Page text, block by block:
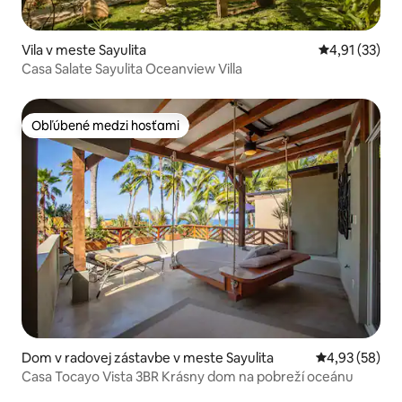
Vila v meste Sayulita Priemerné
4,91 (33)
Casa Salate Sayulita Oceanview Villa
Obľúbené medzi hosťami
Obľúbené medzi hosťami
Dom v radovej zástavbe v meste Sayulita Priemerné
4,93 (58)
Casa Tocayo Vista 3BR Krásny dom na pobreží oceánu